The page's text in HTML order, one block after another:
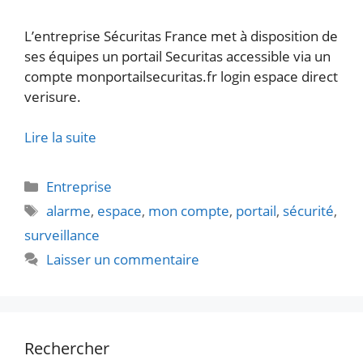
L’entreprise Sécuritas France met à disposition de
ses équipes un portail Securitas accessible via un
compte monportailsecuritas.fr login espace direct
verisure.
Lire la suite
Catégories
Entreprise
Étiquettes
alarme, espace, mon compte, portail, sécurité,
surveillance
Laisser un commentaire
Rechercher